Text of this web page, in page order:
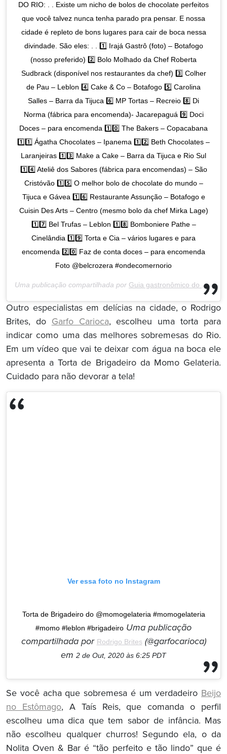
DO RIO: . . Existe um nicho de bolos de chocolate perfeitos
que você talvez nunca tenha parado pra pensar. E nossa
cidade é repleto de bons lugares para cair de boca nessa
divindade. São eles: . . 1️⃣ Irajá Gastrô (foto) – Botafogo
(nosso preferido) 2️⃣ Bolo Molhado da Chef Roberta
Sudbrack (disponível nos restaurantes da chef) 3️⃣ Colher
de Pau – Leblon 4️⃣ Cake & Co – Botafogo 5️⃣ Carolina
Salles – Barra da Tijuca 6️⃣ MP Tortas – Recreio 8️⃣ Di
Norma (fábrica para encomenda)- Jacarepaguá 9️⃣ Doci
Doces – para encomenda 1️⃣0️⃣ The Bakers – Copacabana
1️⃣1️⃣ Ágatha Chocolates – Ipanema 1️⃣2️⃣ Beth Chocolates –
Laranjeiras 1️⃣3️⃣ Make a Cake – Barra da Tijuca e Rio Sul
1️⃣4️⃣ Ateliê dos Sabores (fábrica para encomendas) – São
Cristóvão 1️⃣5️⃣ O melhor bolo de chocolate do mundo –
Tijuca e Gávea 1️⃣6️⃣ Restaurante Assunção – Botafogo e
Cuisin Des Arts – Centro (mesmo bolo da chef Mirka Lage)
1️⃣7️⃣ Bel Trufas – Leblon 1️⃣8️⃣ Bomboniere Pathe –
Cinelândia 1️⃣9️⃣ Torta e Cia – vários lugares e para
encomenda 2️⃣0️⃣ Faz de conta doces – para encomenda
Foto @belcrozera #ondecomernorio
Uma publicação compartilhada por Guia gastronômico do Rio
Outro especialistas em delícias na cidade, o Rodrigo
Brites, do Garfo Carioca, escolheu uma torta para
indicar como uma das melhores sobremesas do Rio.
Em um vídeo que vai te deixar com água na boca ele
apresenta a Torta de Brigadeiro da Momo Gelateria.
Cuidado para não devorar a tela!
Ver essa foto no Instagram
Torta de Brigadeiro do @momogelateria #momogelateria
#momo #leblon #brigadeiro Uma publicação
compartilhada porRodrigo Brites(@garfocarioca)
em 2 de Out, 2020 às 6:25 PDT
Se você acha que sobremesa é um verdadeiro Beijo
no Estômago, A Taís Reis, que comanda o perfil
escolheu uma dica que tem sabor de infância. Mas
não escolheu qualquer churros! Segundo ela, o da
Nolita Oven & Bar é “tão perfeito e tão lindo” que é